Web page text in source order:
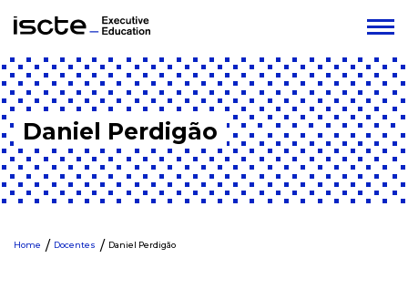
Daniel Perdigão
Home Docentes Daniel Perdigão